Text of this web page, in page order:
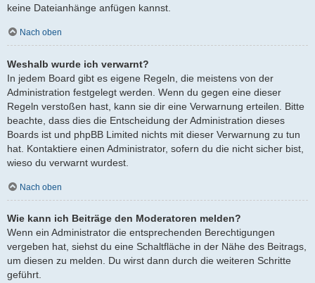
keine Dateianhänge anfügen kannst.
Nach oben
Weshalb wurde ich verwarnt?
In jedem Board gibt es eigene Regeln, die meistens von der
Administration festgelegt werden. Wenn du gegen eine dieser
Regeln verstoßen hast, kann sie dir eine Verwarnung erteilen. Bitte
beachte, dass dies die Entscheidung der Administration dieses
Boards ist und phpBB Limited nichts mit dieser Verwarnung zu tun
hat. Kontaktiere einen Administrator, sofern du die nicht sicher bist,
wieso du verwarnt wurdest.
Nach oben
Wie kann ich Beiträge den Moderatoren melden?
Wenn ein Administrator die entsprechenden Berechtigungen
vergeben hat, siehst du eine Schaltfläche in der Nähe des Beitrags,
um diesen zu melden. Du wirst dann durch die weiteren Schritte
geführt.